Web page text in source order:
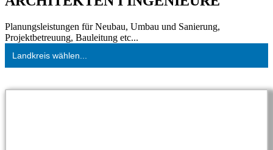
Planungsleistungen für Neubau, Umbau und Sanierung,
Projektbetreuung, Bauleitung etc...
Landkreis wählen...